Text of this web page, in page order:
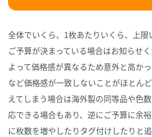
全体でいくら、1枚あたりいくら、上
ご予算が決まっている場合はお知らせ
よって価格感が異なるため意外と高か
など価格感が一致しないことがほとん
えてしまう場合は海外製の同等品や色
応できる場合もあり、逆にご予算に余
に枚数を増やしたりタグ付けしたりと